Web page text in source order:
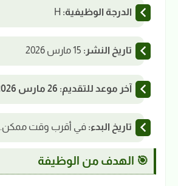
الدرجة الوظيفية:
تاريخ النشر:
آخر موعد للتقديم: 26 مارس 2026
تاريخ البدء: في أقرب وقت ممكن.
🎯 الهدف من الوظيفة